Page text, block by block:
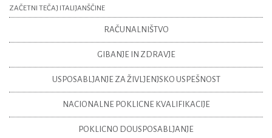
ZAČETNI TEČAJ ITALIJANŠČINE
RAČUNALNIŠTVO
GIBANJE IN ZDRAVJE
USPOSABLJANJE ZA ŽIVLJENJSKO USPEŠNOST
NACIONALNE POKLICNE KVALIFIKACIJE
POKLICNO DOUSPOSABLJANJE